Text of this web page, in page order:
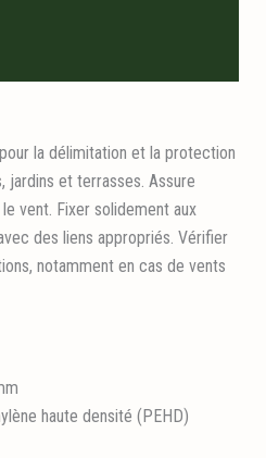
la délimitation et la protection
jardins et terrasses. Assure
vent. Fixer solidement aux
des liens appropriés. Vérifier
notamment en cas de vents
haute densité (PEHD)